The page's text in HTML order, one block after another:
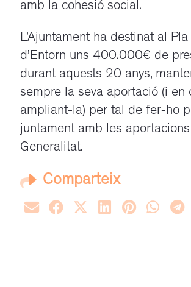
amb la cohesió social.
L’Ajuntament ha destinat al
d’Entorn uns 400.000€ de
durant aquests 20 anys,
sempre la seva aportació (i en
ampliant-la) per tal de fer-ho
juntament amb les
Generalitat.
Comparteix